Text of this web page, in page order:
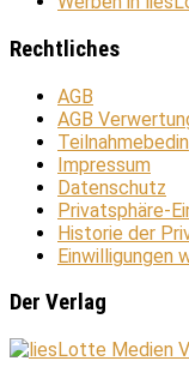
Rechtliches
AGB
AGB
Impressum
Datenschutz
Privatsphäre-
Historie der
Einwilligungen
Der Verlag